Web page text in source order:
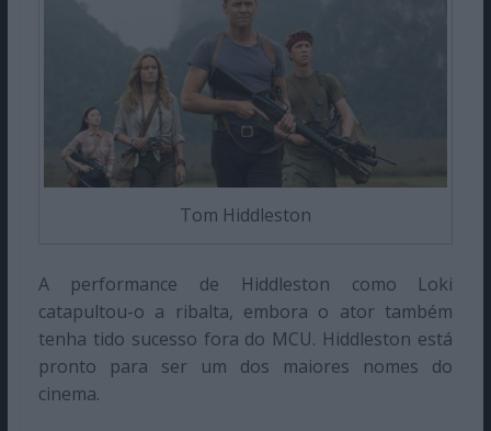
Tom Hiddleston
A performance de Hiddleston como Loki
catapultou-o a ribalta, embora o ator também
tenha tido sucesso fora do MCU. Hiddleston está
pronto para ser um dos maiores nomes do
cinema.